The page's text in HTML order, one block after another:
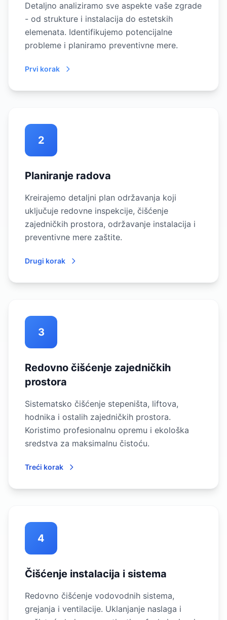
Detaljno analiziramo sve aspekte vaše zgrade
- od strukture i instalacija do estetskih
elemenata. Identifikujemo potencijalne
probleme i planiramo preventivne mere.
Prvi korak
2
Planiranje radova
Kreirajemo detaljni plan održavanja koji
uključuje redovne inspekcije, čišćenje
zajedničkih prostora, održavanje instalacija i
preventivne mere zaštite.
Drugi korak
3
Redovno čišćenje zajedničkih
prostora
Sistematsko čišćenje stepeništa, liftova,
hodnika i ostalih zajedničkih prostora.
Koristimo profesionalnu opremu i ekološka
sredstva za maksimalnu čistoću.
Treći korak
4
Čišćenje instalacija i sistema
Redovno čišćenje vodovodnih sistema,
grejanja i ventilacije. Uklanjanje naslaga i